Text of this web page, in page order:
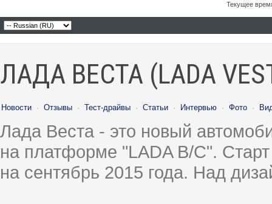
Текущее
ЛАДА ВЕСТА (LADA
Новости · Отзывы · Тест-драйвы · Статьи · Интервью · Фото ·
Лада Веста - это новый
на платформе "LADA B/C".
на сентябрь 2015 года. Над